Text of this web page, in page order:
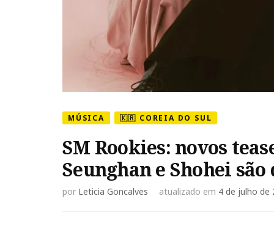
MÚSICA 🇰🇷 COREIA DO SUL
SM Rookies: novos
Seunghan e Shohei
por Leticia Goncalves atualizado em 4 de julho de